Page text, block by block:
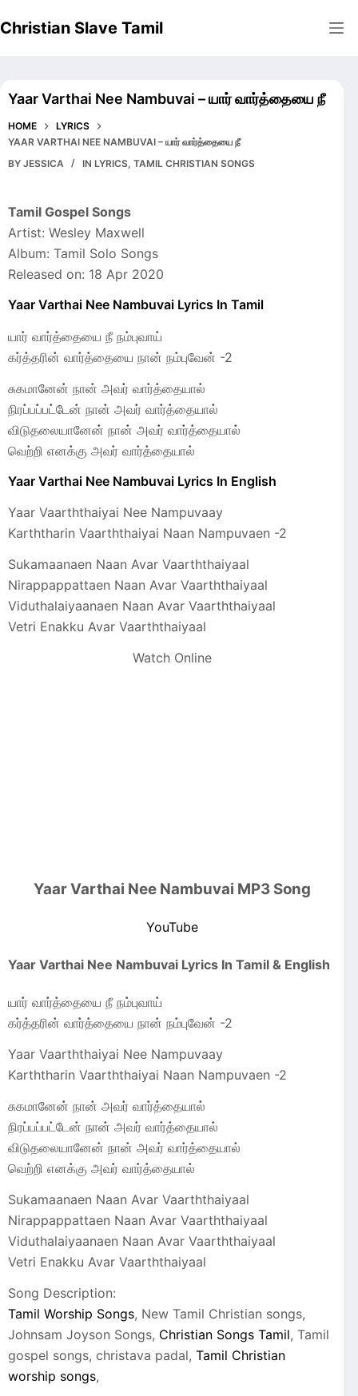
to
Christian Slave Tamil
Yaar Varthai Nee Nambuvai – யார் வார்த்தையை நீ
HOME
LYRICS
YAAR VARTHAI NEE NAMBUVAI – யார் வார்த்தையை நீ
BY JESSICA IN LYRICS,TAMIL CHRISTIAN SONGS
Tamil Gospel Songs
Artist: Wesley Maxwell
Album: Tamil Solo Songs
Released on: 18 Apr 2020
Yaar Varthai Nee Nambuvai Lyrics In Tamil
யார் வார்த்தையை நீ நம்புவாய்
கர்த்தரின் வார்த்தையை நான் நம்புவேன் -2
சுகமானேன் நான் அவர் வார்த்தையால்
நிரப்பப்பட்டேன் நான் அவர் வார்த்தையால்
விடுதலையானேன் நான் அவர் வார்த்தையால்
வெற்றி எனக்கு அவர் வார்த்தையால்
Yaar Varthai Nee Nambuvai Lyrics In English
Yaar Vaarththaiyai Nee Nampuvaay
Karththarin Vaarththaiyai Naan Nampuvaen -2
Sukamaanaen Naan Avar Vaarththaiyaal
Nirappappattaen Naan Avar Vaarththaiyaal
Viduthalaiyaanaen Naan Avar Vaarththaiyaal
Vetri Enakku Avar Vaarththaiyaal
Watch Online
Yaar Varthai Nee Nambuvai MP3 Song
YouTube
Yaar Varthai Nee Nambuvai Lyrics In Tamil & English
யார் வார்த்தையை நீ நம்புவாய்
கர்த்தரின் வார்த்தையை நான் நம்புவேன் -2
Yaar Vaarththaiyai Nee Nampuvaay
Karththarin Vaarththaiyai Naan Nampuvaen -2
சுகமானேன் நான் அவர் வார்த்தையால்
நிரப்பப்பட்டேன் நான் அவர் வார்த்தையால்
விடுதலையானேன் நான் அவர் வார்த்தையால்
வெற்றி எனக்கு அவர் வார்த்தையால்
Sukamaanaen Naan Avar Vaarththaiyaal
Nirappappattaen Naan Avar Vaarththaiyaal
Viduthalaiyaanaen Naan Avar Vaarththaiyaal
Vetri Enakku Avar Vaarththaiyaal
Song Description:
Tamil Worship Songs, New Tamil Christian songs,
Johnsam Joyson Songs, Christian Songs Tamil, Tamil
gospel songs, christava padal, Tamil Christian
worship songs,